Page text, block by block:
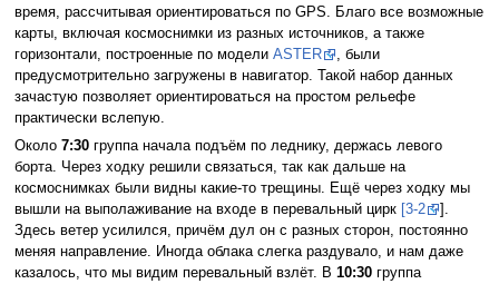
время, рассчитывая ориентироваться по GPS. Благо все возможные
карты, включая космоснимки из разных источников, а также
горизонтали, построенные по модели ASTER
, были
предусмотрительно загружены в навигатор. Такой набор данных
зачастую позволяет ориентироваться на простом рельефе
практически вслепую.
Около 7:30группа начала подъём по леднику, держась левого
борта. Через ходку решили связаться, так как дальше на
космоснимках были видны какие-то трещины. Ещё через ходку мы
вышли на выполаживание на входе в перевальный цирк [3-2
].
Здесь ветер усилился, причём дул он с разных сторон, постоянно
меняя направление. Иногда облака слегка раздувало, и нам даже
казалось, что мы видим перевальный взлёт. В 10:30группа